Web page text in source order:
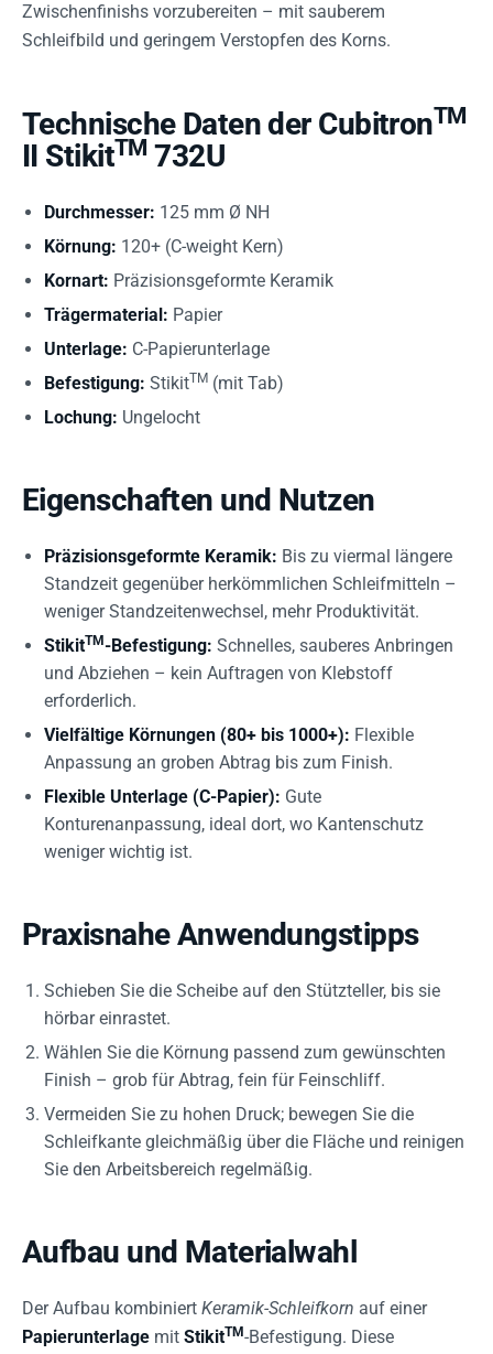
Zwischenfinishs vorzubereiten – mit sauberem
Schleifbild und geringem Verstopfen des Korns.
Technische Daten der CubitronTM
II StikitTM 732U
Durchmesser: 125 mm Ø NH
Körnung: 120+ (C-weight Kern)
Kornart: Präzisionsgeformte Keramik
Trägermaterial: Papier
Unterlage: C-Papierunterlage
Befestigung: StikitTM (mit Tab)
Lochung: Ungelocht
Eigenschaften und Nutzen
Präzisionsgeformte Keramik: Bis zu viermal längere
Standzeit gegenüber herkömmlichen Schleifmitteln –
weniger Standzeitenwechsel, mehr Produktivität.
StikitTM -Befestigung: Schnelles, sauberes Anbringen
und Abziehen – kein Auftragen von Klebstoff
erforderlich.
Vielfältige Körnungen (80+ bis 1000+): Flexible
Anpassung an groben Abtrag bis zum Finish.
Flexible Unterlage (C-Papier): Gute
Konturenanpassung, ideal dort, wo Kantenschutz
weniger wichtig ist.
Praxisnahe Anwendungstipps
Schieben Sie die Scheibe auf den Stützteller, bis sie
hörbar einrastet.
Wählen Sie die Körnung passend zum gewünschten
Finish – grob für Abtrag, fein für Feinschliff.
Vermeiden Sie zu hohen Druck; bewegen Sie die
Schleifkante gleichmäßig über die Fläche und reinigen
Sie den Arbeitsbereich regelmäßig.
Aufbau und Materialwahl
Der Aufbau kombiniert Keramik-Schleifkorn auf einer
Papierunterlage mit StikitTM -Befestigung. Diese